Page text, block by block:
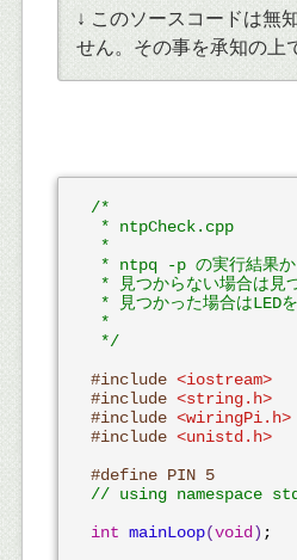
↓ このソースコードは無
せん。その事を承知の上
/*
* ntpCheck.cpp
*
* ntpq -p の実行結果か
* 見つからない場合は見
* 見つかった場合はLED
*
*/
#include <iostream>
#include <string.h>
#include <wiringPi.h>
#include <unistd.h>
#define PIN 5
// using namespace
int mainLoop(void ) ;